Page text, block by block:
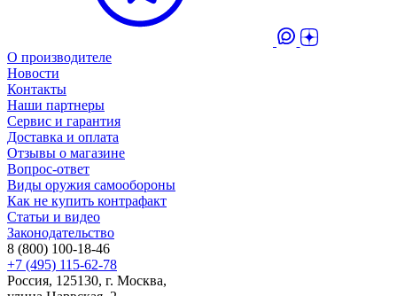
О производителе
Новости
Контакты
Наши партнеры
Сервис и гарантия
Доставка и оплата
Отзывы о магазине
Вопрос-ответ
Виды оружия самообороны
Как не купить контрафакт
Статьи и видео
Законодательство
8 (800) 100-18-46
+7 (495) 115-62-78
Россия, 125130, г. Москва,